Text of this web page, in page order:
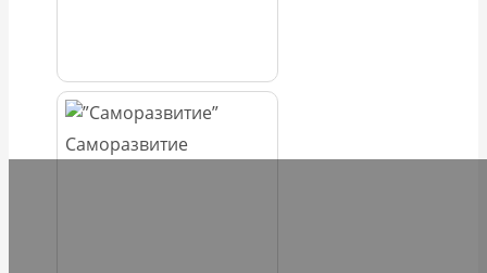
Саморазвитие